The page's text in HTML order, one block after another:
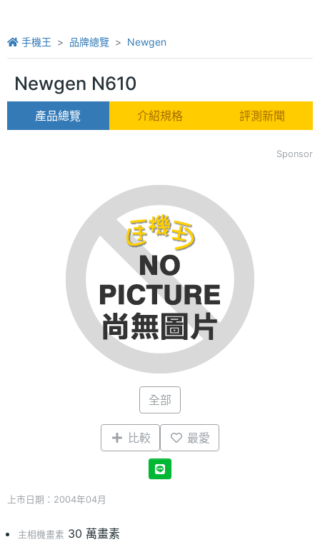
手機王 品牌總覽 Newgen
Newgen N610
產品總覽 介紹規格 評測新聞
Sponsor
全部
比較 最愛
上市日期：2004年04月
主相機畫素 30 萬畫素